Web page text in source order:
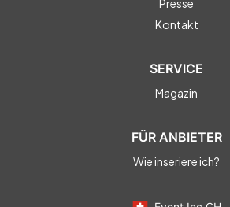
Presse
Kontakt
SERVICE
Magazin
FÜR ANBIETER
Wie inseriere ich?